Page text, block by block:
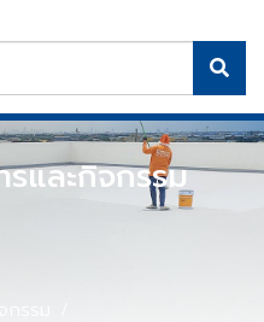
รและกิจกรรม